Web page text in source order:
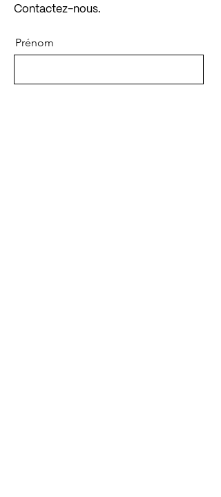
Contactez-nous.
Prénom